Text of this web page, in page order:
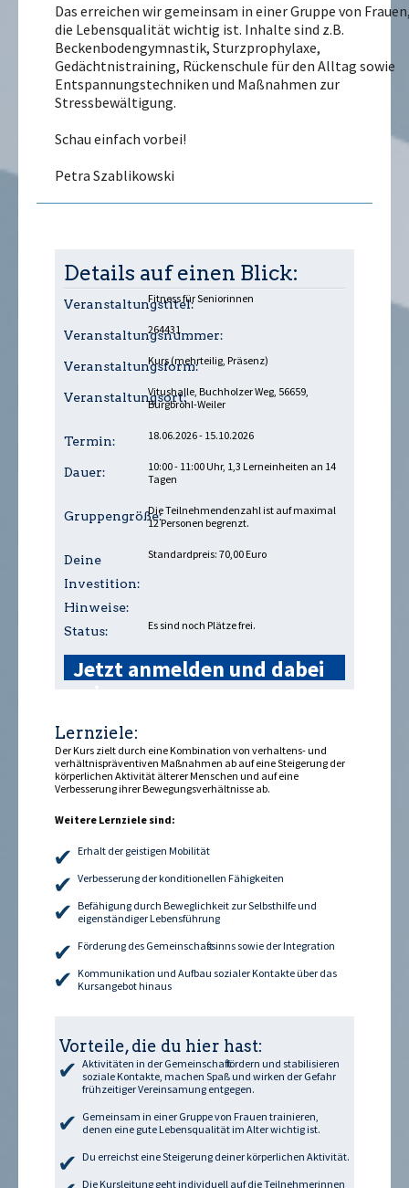
Das erreichen wir gemeinsam in einer Gruppe von
die Lebensqualität wichtig ist. Inhalte sind z.B.
Beckenbodengymnastik, Sturzprophylaxe,
Gedächtnistraining, Rückenschule für den Alltag sowie
Entspannungstechniken und Maßnahmen zur
Stressbewältigung.
Schau einfach vorbei!
Petra Szablikowski
Details auf einen Blick:
Veranstaltungstitel:Fitness für Seniorinnen
Veranstaltungsnummer:
264431
Veranstaltungsform:Kurs (mehrteilig, Präsenz)
Veranstaltungsort:Vitushalle, Buchholzer Weg, 56659,
Burgbrohl-Weiler
Termin: 18.06.2026 - 15.10.2026
Dauer:
10:00 - 11:00 Uhr, 1,3 Lerneinheiten an 14
Tagen
Gruppengröße:Die Teilnehmendenzahl ist auf maximal
12 Personen begrenzt.
Deine
Investition:
Standardpreis: 70,00 Euro
Hinweise:
Status:
Es sind noch Plätze frei.
Jetzt anmelden und dabei
Lernziele:
Der Kurs zielt durch eine Kombination von verhaltens- und
verhältnispräventiven Maßnahmen ab auf eine Steigerung der
körperlichen Aktivität älterer Menschen und auf eine
Verbesserung ihrer Bewegungsverhältnisse ab.
Weitere Lernziele sind:
Erhalt der geistigen Mobilität
Verbesserung der konditionellen Fähigkeiten
Befähigung durch Beweglichkeit zur Selbsthilfe und
eigenständiger Lebensführung
Förderung des Gemeinschaftssinns sowie der Integration
Kommunikation und Aufbau sozialer Kontakte über das
Kursangebot hinaus
Vorteile, die du hier hast:
Aktivitäten in der Gemeinschaft fördern und stabilisieren
soziale Kontakte, machen Spaß und wirken der Gefahr
frühzeitiger Vereinsamung entgegen.
Gemeinsam in einer Gruppe von Frauen trainieren,
denen eine gute Lebensqualität im Alter wichtig ist.
Du erreichst eine Steigerung deiner körperlichen Aktivität.
Die Kursleitung geht individuell auf die Teilnehmerinnen